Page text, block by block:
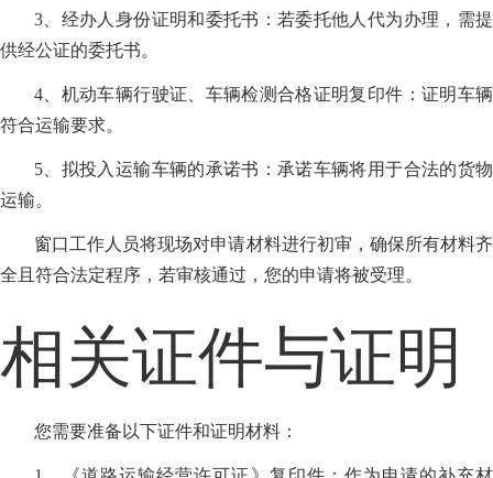
3、经办人身份证明和委托书：若委托他人代为办理，需提
供经公证的委托书。
4、机动车辆行驶证、车辆检测合格证明复印件：证明车辆
符合运输要求。
5、拟投入运输车辆的承诺书：承诺车辆将用于合法的货物
运输。
窗口工作人员将现场对申请材料进行初审，确保所有材料齐
全且符合法定程序，若审核通过，您的申请将被受理。
相关证件与证明
您需要准备以下证件和证明材料：